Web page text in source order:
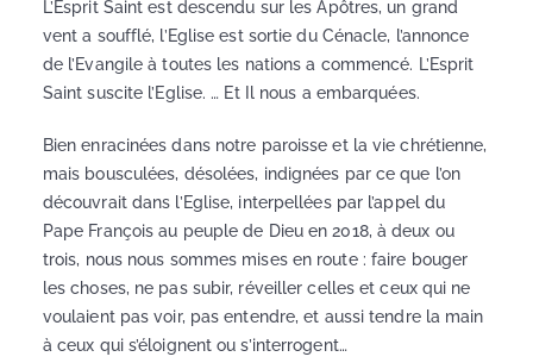
L’Esprit Saint est descendu sur les Apôtres, un grand
vent a soufflé, l’Eglise est sortie du Cénacle, l’annonce
de l’Evangile à toutes les nations a commencé. L’Esprit
Saint suscite l’Eglise. … Et Il nous a embarquées.
Bien enracinées dans notre paroisse et la vie chrétienne,
mais bousculées, désolées, indignées par ce que l’on
découvrait dans l’Eglise, interpellées par l’appel du
Pape François au peuple de Dieu en 2018, à deux ou
trois, nous nous sommes mises en route : faire bouger
les choses, ne pas subir, réveiller celles et ceux qui ne
voulaient pas voir, pas entendre, et aussi tendre la main
à ceux qui s’éloignent ou s’interrogent…